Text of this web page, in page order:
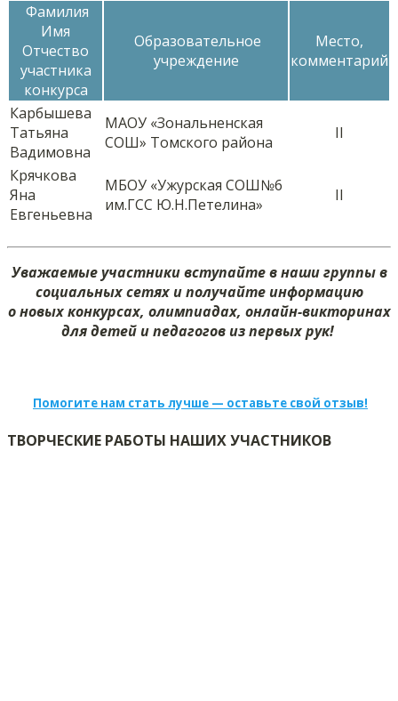
Фамилия
Имя
Отчество
участника
конкурса
Образовательное
учреждение
Место,
комментарий
Карбышева
Татьяна
Вадимовна
МАОУ «Зональненская
СОШ» Томского района
II
Крячкова
Яна
Евгеньевна
МБОУ «Ужурская СОШ№6
им.ГСС Ю.Н.Петелина»
II
Уважаемые участники вступайте в наши группы в
социальных сетях и получайте информацию
о новых конкурсах, олимпиадах, онлайн-викторинах
для детей и педагогов из первых рук!
Помогите нам стать лучше — оставьте свой отзыв!
ТВОРЧЕСКИЕ РАБОТЫ НАШИХ УЧАСТНИКОВ